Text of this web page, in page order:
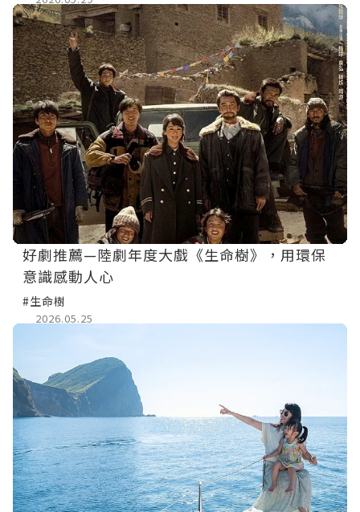
好劇推薦—陸劇年度大戲《生命樹》，用環保
意識感動人心
#生命樹
2026.05.25